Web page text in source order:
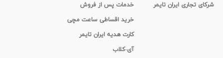
شرکای تجاری ایران تایمر
خدمات پس از فروش
خرید اقساطی ساعت مچی
کارت هدیه ایران تایمر
آی-کلاب